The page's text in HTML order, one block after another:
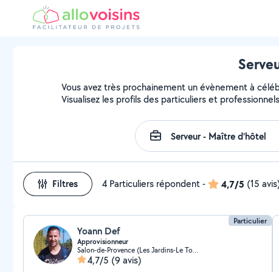
Vous avez très prochainement un évènement à
Visualisez les profils des particuliers et
Filtres 4 Particuliers répondent- 4,7/5 (15
Particulier
Yoann Def
Approvisionneur
Salon-de-Provence (Les Jardins-Le Touret-Sud)
4,7/5 (9 avis)